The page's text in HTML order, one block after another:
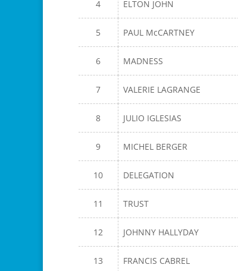
4 ELTON JOHN
5 PAUL McCARTNEY
6 MADNESS
7 VALERIE LAGRANGE
8 JULIO IGLESIAS
9 MICHEL BERGER
10 DELEGATION
11 TRUST
12 JOHNNY HALLYDAY
13 FRANCIS CABREL